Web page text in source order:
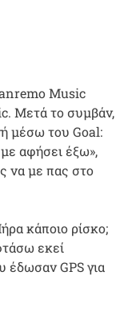
Music
Μετά το συμβάν,
μέσω του Goal:
αφήσει έξω»,
να με πας στο
κάποιο ρίσκο;
εκεί
έδωσαν GPS για